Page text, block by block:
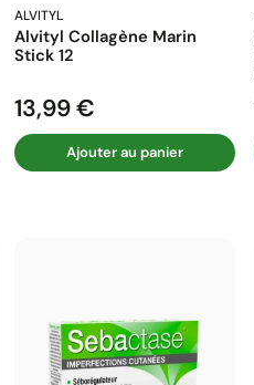
ALVITYL
Alvityl Collagène Marin
Stick 12
Prix
13,99 €
Ajouter au panier